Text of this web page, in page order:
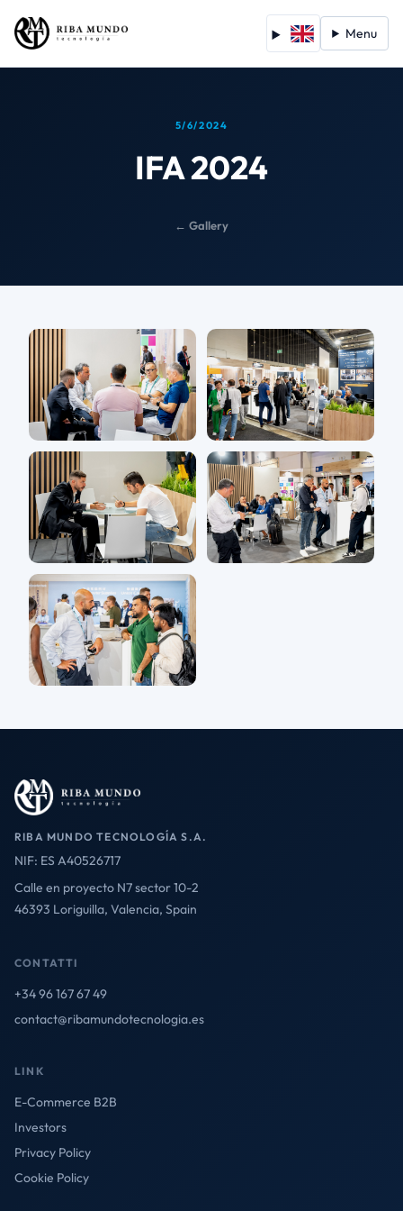
Menu
5/6/2024
IFA 2024
← Gallery
RIBA MUNDO TECNOLOGÍA S.A.
NIF: ES A40526717
Calle en proyecto N7 sector 10-2
46393 Loriguilla, Valencia, Spain
CONTATTI
+34 96 167 67 49
contact@ribamundotecnologia.es
LINK
E-Commerce B2B
Investors
Privacy Policy
Cookie Policy